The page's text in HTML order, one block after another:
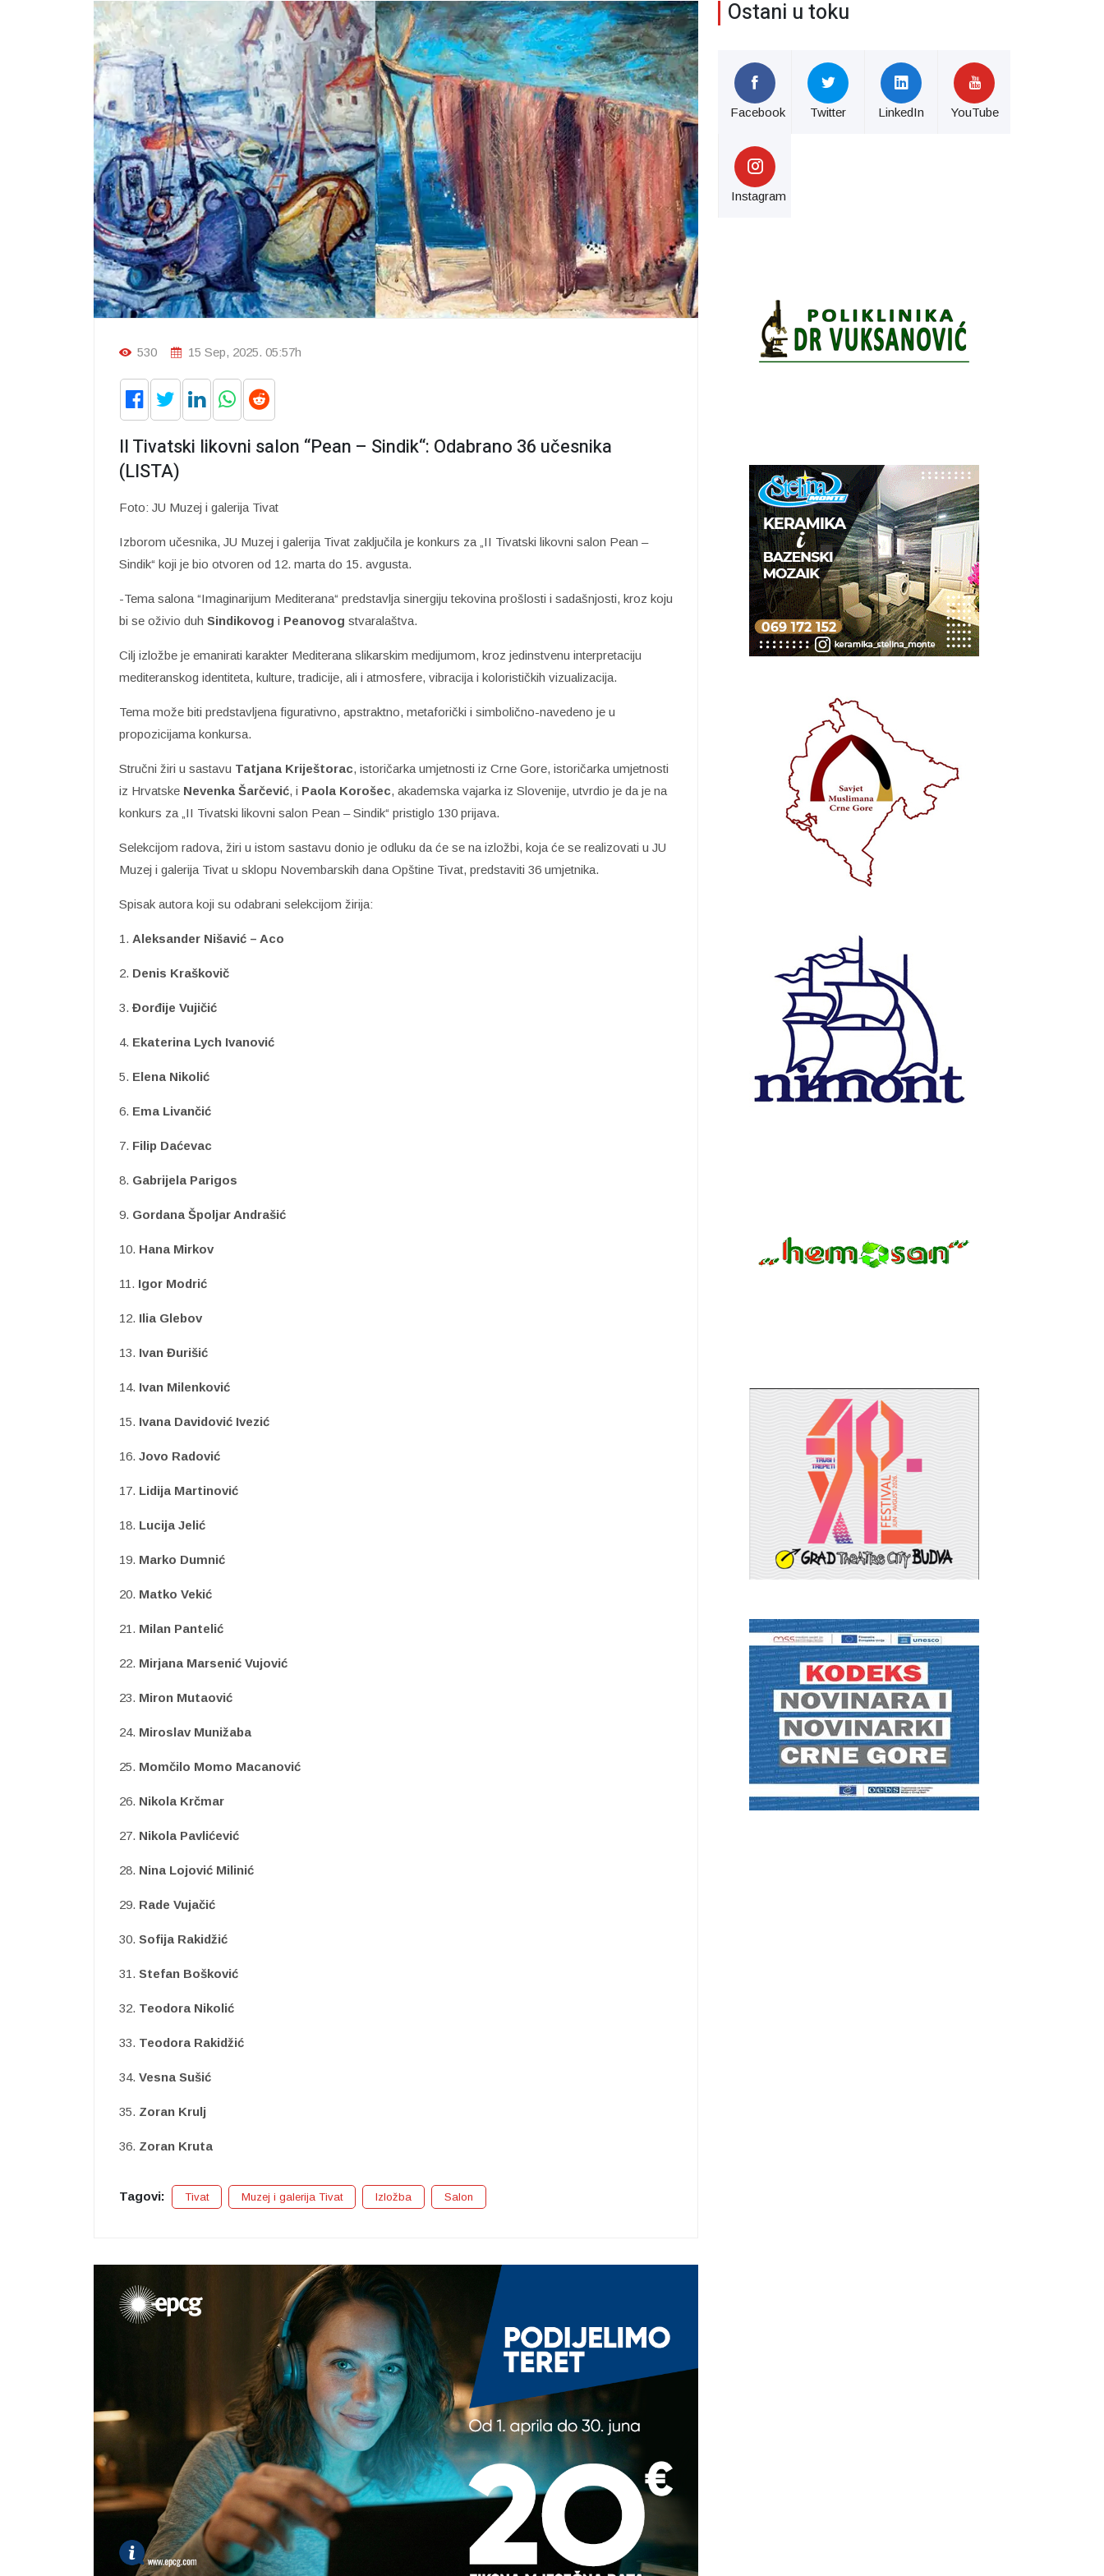
530 15 Sep, 2025. 05:57h
II Tivatski likovni salon “Pean – Sindik“: Odabrano 36 učesnika
(LISTA)
Foto: JU Muzej i galerija Tivat
Izborom učesnika, JU Muzej i galerija Tivat zaključila je konkurs za „II Tivatski likovni salon Pean –
Sindik“ koji je bio otvoren od 12. marta do 15. avgusta.
-Tema salona “Imaginarijum Mediterana“ predstavlja sinergiju tekovina prošlosti i sadašnjosti, kroz koju
bi se oživio duh Sindikovog i Peanovog stvaralaštva.
Cilj izložbe je emanirati karakter Mediterana slikarskim medijumom, kroz jedinstvenu interpretaciju
mediteranskog identiteta, kulture, tradicije, ali i atmosfere, vibracija i kolorističkih vizualizacija.
Tema može biti predstavljena figurativno, apstraktno, metaforički i simbolično-navedeno je u
propozicijama konkursa.
Stručni žiri u sastavu Tatjana Kriještorac, istoričarka umjetnosti iz Crne Gore, istoričarka umjetnosti
iz Hrvatske Nevenka Šarčević, i Paola Korošec, akademska vajarka iz Slovenije, utvrdio je da je na
konkurs za „II Tivatski likovni salon Pean – Sindik“ pristiglo 130 prijava.
Selekcijom radova, žiri u istom sastavu donio je odluku da će se na izložbi, koja će se realizovati u JU
Muzej i galerija Tivat u sklopu Novembarskih dana Opštine Tivat, predstaviti 36 umjetnika.
Spisak autora koji su odabrani selekcijom žirija:
1. Aleksander Nišavić – Aco
2. Denis Kraškovič
3. Đorđije Vujičić
4. Ekaterina Lych Ivanović
5. Elena Nikolić
6. Ema Livančić
7. Filip Daćevac
8. Gabrijela Parigos
9. Gordana Špoljar Andrašić
10. Hana Mirkov
11. Igor Modrić
12. Ilia Glebov
13. Ivan Đurišić
14. Ivan Milenković
15. Ivana Davidović Ivezić
16. Jovo Radović
17. Lidija Martinović
18. Lucija Jelić
19. Marko Dumnić
20. Matko Vekić
21. Milan Pantelić
22. Mirjana Marsenić Vujović
23. Miron Mutaović
24. Miroslav Munižaba
25. Momčilo Momo Macanović
26. Nikola Krčmar
27. Nikola Pavlićević
28. Nina Lojović Milinić
29. Rade Vujačić
30. Sofija Rakidžić
31. Stefan Bošković
32. Teodora Nikolić
33. Teodora Rakidžić
34. Vesna Sušić
35. Zoran Krulj
36. Zoran Kruta
Tagovi: Tivat Muzej i galerija Tivat Izložba Salon
Ostani u toku
Facebook Twitter LinkedIn YouTube
Instagram